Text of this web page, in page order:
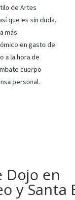
de Artes
que es sin duda,
más
en gasto de
a la hora de
cuerpo
personal.
Dojo en
y Santa